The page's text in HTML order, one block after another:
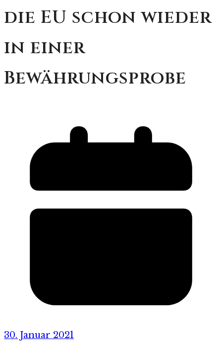
die EU schon wieder
in einer
Bewährungsprobe
30. Januar 2021